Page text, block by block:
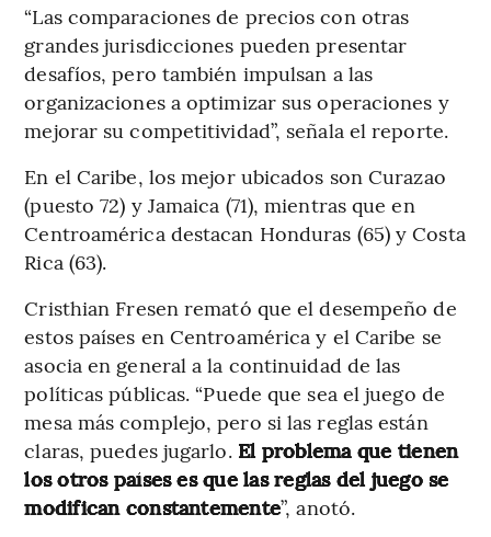
“Las comparaciones de precios con otras
grandes jurisdicciones pueden presentar
desafíos, pero también impulsan a las
organizaciones a optimizar sus operaciones y
mejorar su competitividad”, señala el reporte.
En el Caribe, los mejor ubicados son Curazao
(puesto 72) y Jamaica (71), mientras que en
Centroamérica destacan Honduras (65) y Costa
Rica (63).
Cristhian Fresen remató que el desempeño de
estos países en Centroamérica y el Caribe se
asocia en general a la continuidad de las
políticas públicas. “Puede que sea el juego de
mesa más complejo, pero si las reglas están
claras, puedes jugarlo.El problema que tienen
los otros países es que las reglas del juego se
modifican constantemente”, anotó.